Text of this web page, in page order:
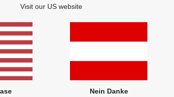
Visit our US website
Nein Danke